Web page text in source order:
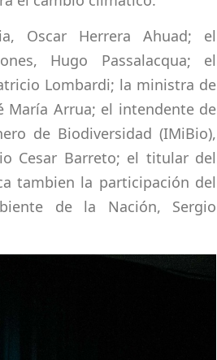
Oscar Herrera Ahuad; el
Hugo Passalacqua; el
Lombardi; la ministra de
María Arrua; el intendente de
de Biodiversidad (IMiBio),
Cesar Barreto; el titular del
tambien la participación del
de la Nación, Sergio